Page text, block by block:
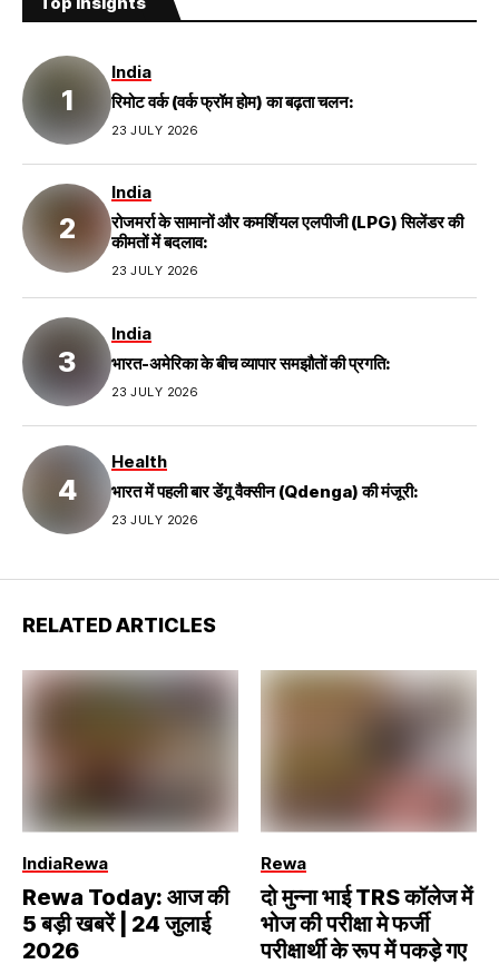
India
रिमोट वर्क (वर्क फ्रॉम होम) का बढ़ता चलन:
23 JULY 2026
India
रोजमर्रा के सामानों और कमर्शियल एलपीजी (LPG) सिलेंडर की
कीमतों में बदलाव:
23 JULY 2026
India
भारत-अमेरिका के बीच व्यापार समझौतों की प्रगति:
23 JULY 2026
Health
भारत में पहली बार डेंगू वैक्सीन (Qdenga) की मंजूरी:
23 JULY 2026
RELATED ARTICLES
IndiaRewa
Rewa Today: आज की
5 बड़ी खबरें | 24 जुलाई
2026
Rewa
दो मुन्ना भाई TRS कॉलेज में
भोज की परीक्षा मे फर्जी
परीक्षार्थी के रूप में पकड़े गए